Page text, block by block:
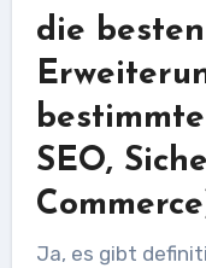
die
SEO,
Ja, es gibt